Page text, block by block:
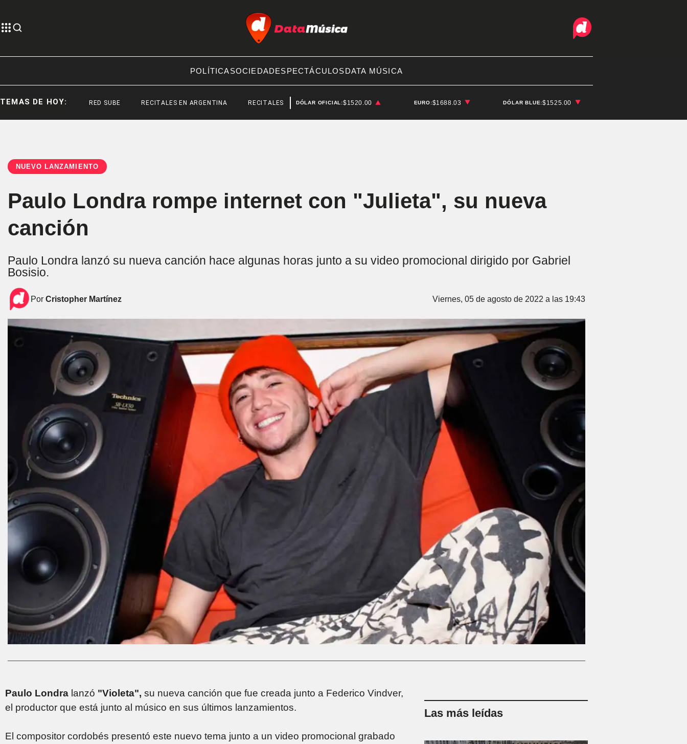
POLÍTICASOCIEDADESPECTÁCULOSDATA MÚSICA
TEMAS DE HOY:RED SUBE RECITALES EN ARGENTINA RECITALES EN ARGENTINADÓLAR OFICIAL:$1520.00 EURO:$1688.03 DÓLAR BLUE:$1525.00
NUEVO LANZAMIENTO
Paulo Londra rompe internet con "Julieta", su nueva
canción
Paulo Londra lanzó su nueva canción hace algunas horas junto a su video promocional dirigido por Gabriel
Bosisio.
Por Cristopher Martínez Viernes, 05 de agosto de 2022 a las 19:43
Paulo Londra lanzó "Violeta", su nueva canción que fue creada junto a Federico Vindver,
el productor que está junto al músico en sus últimos lanzamientos.
El compositor cordobés presentó este nuevo tema junto a un video promocional grabado
Las más leídas